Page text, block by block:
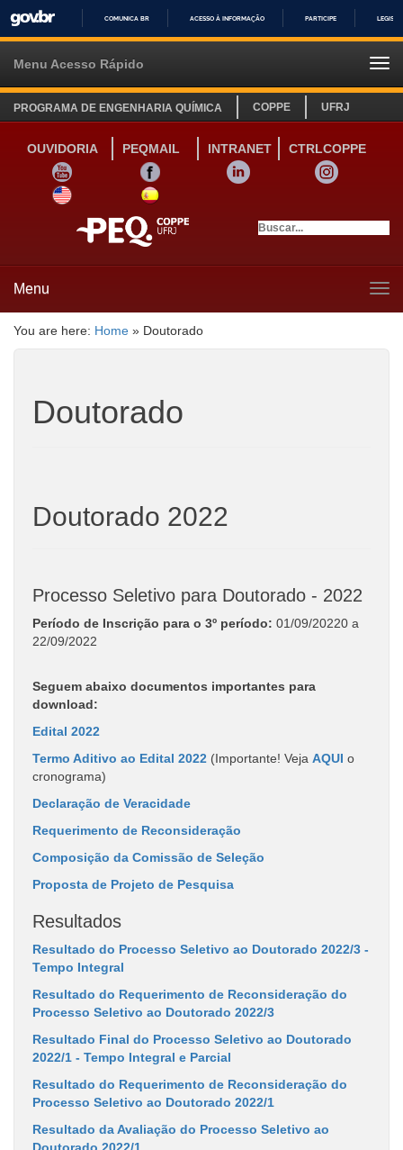
IR
COMUNICA BR ACESSO À INFORMAÇÃO PARTICIPE
Menu Acesso Rápido
PROGRAMA DE ENGENHARIA QUÍMICA COPPE UFRJ
OUVIDORIA PEQMAIL INTRANET
CTRLCOPPE
YOUTUBE
FACEBOOK LINKEDIN
INSTAGRAM
SITE INGLÊS
LINK SITE ESPANHOL
Menu
You are here: Home » Doutorado
Doutorado
Doutorado 2022
Processo Seletivo para Doutorado - 2022
Período de Inscrição para o 3º período: 01/09/20220 a
22/09/2022
Seguem abaixo documentos importantes para
download:
Edital 2022
Termo Aditivo ao Edital 2022 (Importante! Veja AQUI o
cronograma)
Declaração de Veracidade
Requerimento de Reconsideração
Composição da Comissão de Seleção
Proposta de Projeto de Pesquisa
Resultados
Resultado do Processo Seletivo ao Doutorado 2022/3 -
Tempo Integral
Resultado do Requerimento de Reconsideração do
Processo Seletivo ao Doutorado 2022/3
Resultado Final do Processo Seletivo ao Doutorado
2022/1 - Tempo Integral e Parcial
Resultado do Requerimento de Reconsideração do
Processo Seletivo ao Doutorado 2022/1
Resultado da Avaliação do Processo Seletivo ao
Doutorado 2022/1